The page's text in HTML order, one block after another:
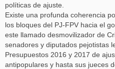
políticas de ajuste.
Existe una profunda coherencia
los bloques del PJ-FPV hacia el
este llamado desmovilizador de
senadores y diputados pejotistas
Presupuestos 2016 y 2017 de
antipopulares y hasta sus jueces